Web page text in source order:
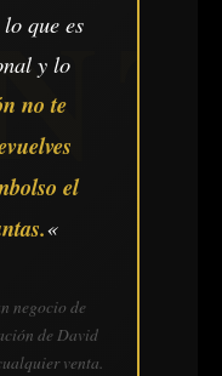
que es
y lo
no te
el
«
negocio de
de David
venta.